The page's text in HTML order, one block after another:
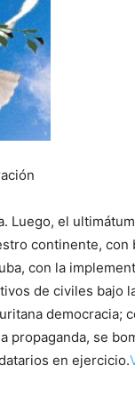
Luego, el
continente, con
con la
de civiles bajo
democracia;
propaganda, se
en ejercicio.